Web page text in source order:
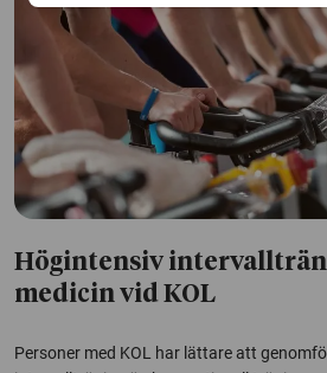
Högintensiv
medicin vid KOL
Personer med KOL har lättare att